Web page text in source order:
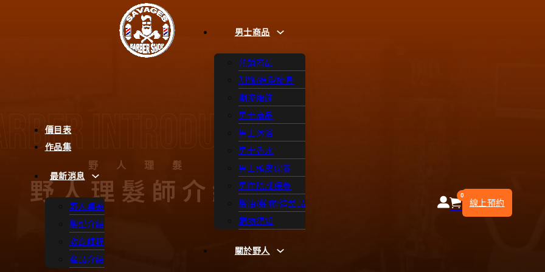
價目表
作品集
最新消息
野人桌遊
髮型介紹
教育課程
產品介紹
男士商品
熱銷商品
刮鬍/造型梳具
潮流服飾
男士商品
男士沐浴
男士香水
男士頭皮保養
男性臉部保養
髮油/髮膠/造型品
購物須知
關於野人
0
線上預約
Introduction
野人理髮
野人理髮師介紹